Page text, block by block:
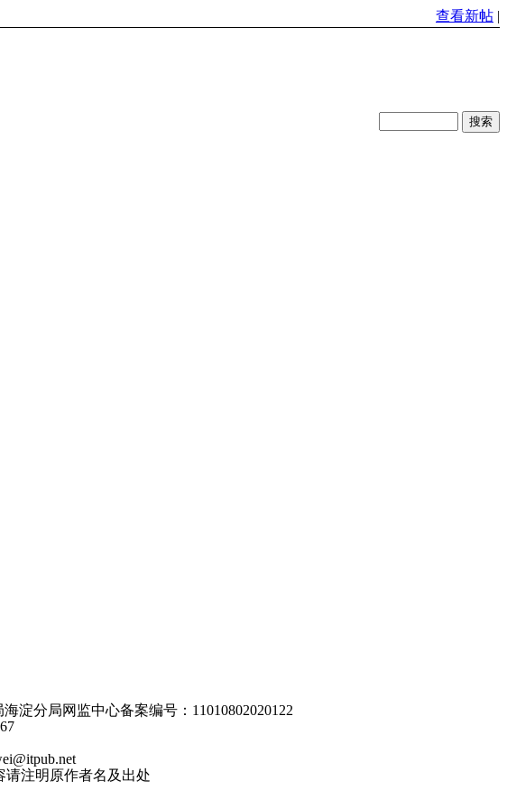
查看新帖 |
淀分局网监中心备案编号：11010802020122
请注明原作者名及出处